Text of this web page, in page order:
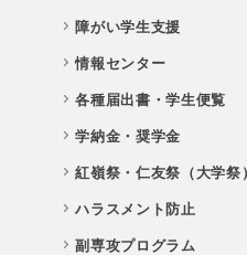
障がい学生支援
情報センター
各種届出書・学生便覧
学納金・奨学金
紅嶺祭・仁友祭（大学祭）
ハラスメント防止
副専攻プログラム